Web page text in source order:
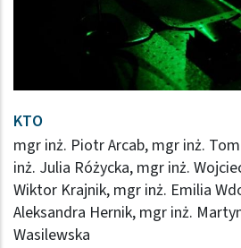
KTO
mgr inż. Piotr Arcab, mgr inż.
inż. Julia Różycka, mgr inż.
Wiktor Krajnik, mgr inż. Emilia
Aleksandra Hernik, mgr inż.
Wasilewska